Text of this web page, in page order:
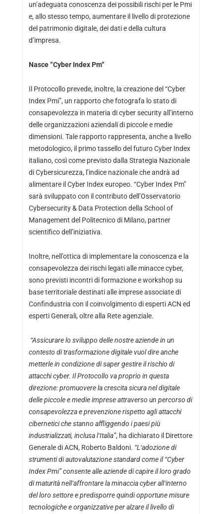
un’adeguata conoscenza dei possibili rischi per le Pmi
e, allo stesso tempo, aumentare il livello di protezione
del patrimonio digitale, dei dati e della cultura
d’impresa.
Nasce“Cyber Index Pm“
Il Protocollo prevede, inoltre, la creazione del “Cyber
Index Pmi”, un rapporto che fotografa lo stato di
consapevolezza in materia di cyber security all’interno
delle organizzazioni aziendali di piccole e medie
dimensioni. Tale rapporto rappresenta, anche a livello
metodologico, il primo tassello del futuro Cyber Index
italiano, così come previsto dalla Strategia Nazionale
di Cybersicurezza, l’indice nazionale che andrà ad
alimentare il Cyber Index europeo. “Cyber Index Pm”
sarà sviluppato con il contributo dell’Osservatorio
Cybersecurity & Data Protection della School of
Management del Politecnico di Milano, partner
scientifico dell’iniziativa.
Inoltre, nell’ottica di implementare la conoscenza e la
consapevolezza dei rischi legati alle minacce cyber,
sono previsti incontri di formazione e workshop su
base territoriale destinati alle imprese associate di
Confindustria con il coinvolgimento di esperti ACN ed
esperti Generali, oltre alla Rete agenziale.
“Assicurare lo sviluppo delle nostre aziende in un
contesto di trasformazione digitale vuol dire anche
metterle in condizione di saper gestire il rischio di
attacchi cyber. Il Protocollo va proprio in questa
direzione: promuovere la crescita sicura nel digitale
delle piccole e medie imprese attraverso un percorso di
consapevolezza e prevenzione rispetto agli attacchi
cibernetici che stanno affliggendo i paesi più
industrializzati, inclusa l‘Italia”, ha dichiarato il Direttore
Generale di ACN, Roberto Baldoni. “L ‘adozione di
strumenti di autovalutazione standard come il “Cyber
Index Pmi” consente alle aziende di capire il loro grado
di maturità nell‘affrontare la minaccia cyber all‘interno
del loro settore e predisporre quindi opportune misure
tecnologiche e organizzative per alzare il livello di